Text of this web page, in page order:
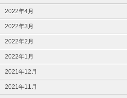
2022年4月
2022年3月
2022年2月
2022年1月
2021年12月
2021年11月